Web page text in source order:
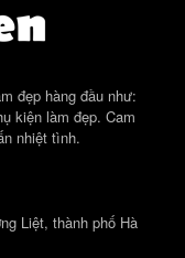
đẹp hàng đầu như:
kiện làm đẹp. Cam
nhiệt tình.
Liệt, thành phố Hà